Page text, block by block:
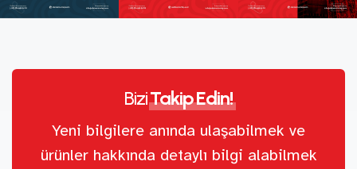
BiziTakip Edin!
Yeni bilgilere anında ulaşabilmek ve
ürünler hakkında detaylı bilgi alabilmek